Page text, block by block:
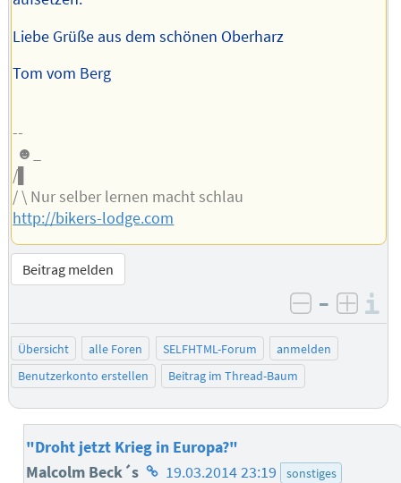
Liebe Grüße aus dem schönen Oberharz
Tom vom Berg
--
☻_
/▌
/ \ Nur selber lernen macht schlau
http://bikers-lodge.com
Beitrag melden
negativ
–
Übersicht alle Foren SELFHTML-Forum
anmelden
Benutzerkonto erstellen
Beitrag im Thread-Baum
"Droht jetzt Krieg in Europa?"
Malcolm Beck´s Homepage
19.03.2014 23:19 sonstiges